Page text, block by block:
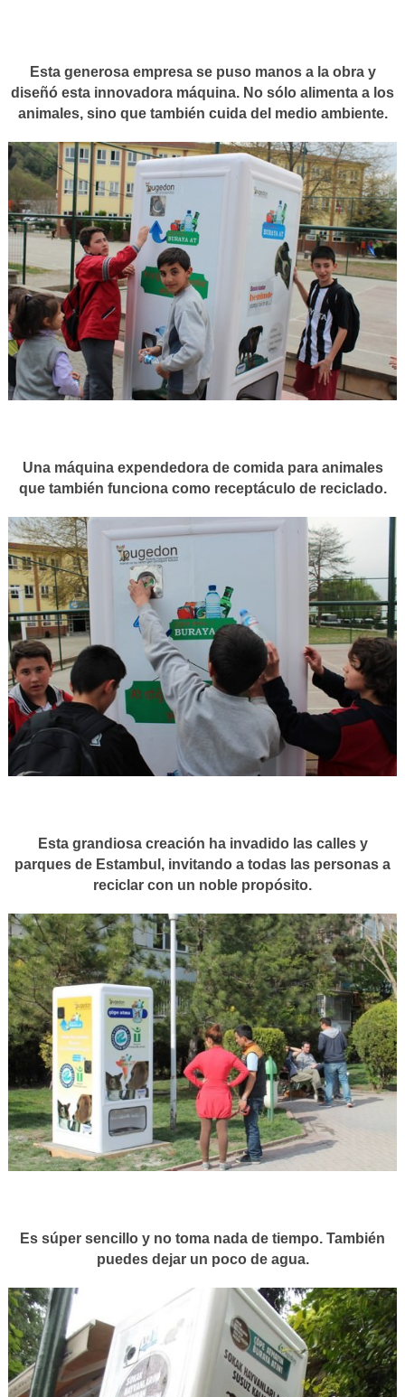
Esta generosa empresa se puso manos a la obra y
diseñó esta innovadora máquina. No sólo alimenta a los
animales, sino que también cuida del medio ambiente.
Una máquina expendedora de comida para animales
que también funciona como receptáculo de reciclado.
Esta grandiosa creación ha invadido las calles y
parques de Estambul, invitando a todas las personas a
reciclar con un noble propósito.
Es súper sencillo y no toma nada de tiempo. También
puedes dejar un poco de agua.